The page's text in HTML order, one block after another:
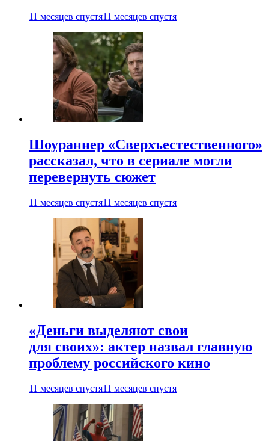
11 месяцев спустя11 месяцев спустя
Шоураннер «Сверхъестественного»
рассказал, что в сериале могли
перевернуть сюжет
11 месяцев спустя11 месяцев спустя
«Деньги выделяют свои
для своих»: актер назвал главную
проблему российского кино
11 месяцев спустя11 месяцев спустя